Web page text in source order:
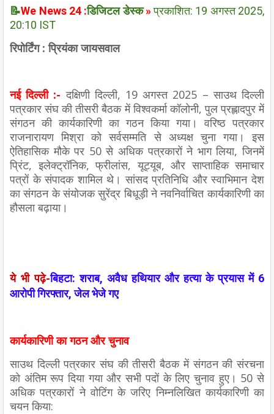
📝We News 24 :डिजिटल डेस्क » प्रकाशित: 19 अगस्त 2025,
20:10 IST
रिपोर्टिंग : प्रियंका जायसवाल
नई दिल्ली :- दक्षिणी दिल्ली, 19 अगस्त 2025 – साउथ दिल्ली
पत्रकार संघ की तीसरी बैठक में विश्वकर्मा कॉलोनी, पुल प्रह्लादपुर में
संगठन की कार्यकारिणी का गठन किया गया। वरिष्ठ पत्रकार
राजनारायण मिश्रा को सर्वसम्मति से अध्यक्ष चुना गया। इस
ऐतिहासिक मौके पर 50 से अधिक पत्रकारों ने भाग लिया, जिनमें
प्रिंट, इलेक्ट्रॉनिक, फ्रीलांस, यूट्यूब, और साप्ताहिक समाचार
पत्रों के संपादक शामिल थे। सांसद प्रतिनिधि और स्वाभिमान देश
का संगठन के संयोजक सुरेंद्र बिधूड़ी ने नवनिर्वाचित कार्यकारिणी का
हौसला बढ़ाया।
ये भी पढ़े-बिहटा: शराब, अवैध हथियार और हत्या के प्रयास में 6
आरोपी गिरफ्तार, जेल भेजे गए
कार्यकारिणी का गठन और चुनाव
साउथ दिल्ली पत्रकार संघ की तीसरी बैठक में संगठन की संरचना
को अंतिम रूप दिया गया और सभी पदों के लिए चुनाव हुए। 50 से
अधिक पत्रकारों ने वोटिंग के जरिए निम्नलिखित कार्यकारिणी का
चयन किया: